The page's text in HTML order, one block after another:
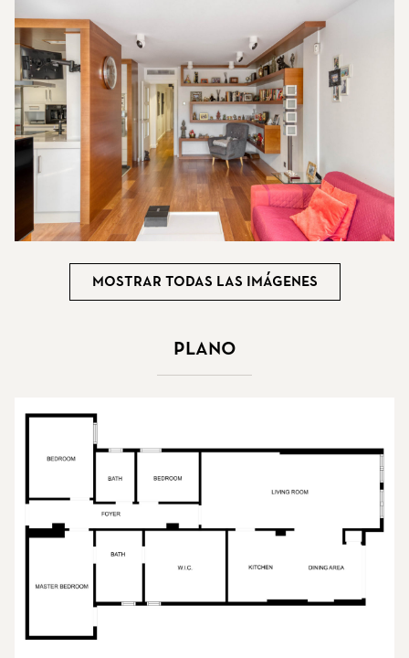
Mostrar todas las imágenes
Plano